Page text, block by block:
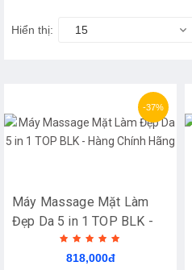
Hiển thị: 15
-37%
Máy Massage Mặt Làm
Đẹp Da 5 in 1 TOP BLK -
Hàng Chính Hãng
818,000đ